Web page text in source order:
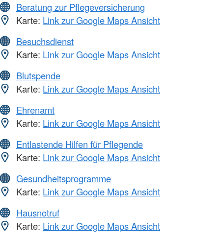
Beratung zur Pflegeversicherung
Karte: Link zur Google Maps Ansicht
Besuchsdienst
Karte: Link zur Google Maps Ansicht
Blutspende
Karte: Link zur Google Maps Ansicht
Ehrenamt
Karte: Link zur Google Maps Ansicht
Entlastende Hilfen für Pflegende
Karte: Link zur Google Maps Ansicht
Gesundheitsprogramme
Karte: Link zur Google Maps Ansicht
Hausnotruf
Karte: Link zur Google Maps Ansicht